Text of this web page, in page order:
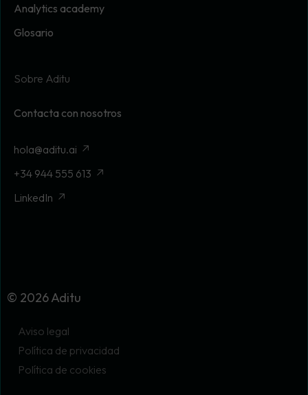
Analytics academy
Glosario
Sobre Aditu
Contacta con nosotros
hola@aditu.ai
+34 944 555 613
LinkedIn
© 2026 Aditu
Aviso legal
Política de privacidad
Política de cookies